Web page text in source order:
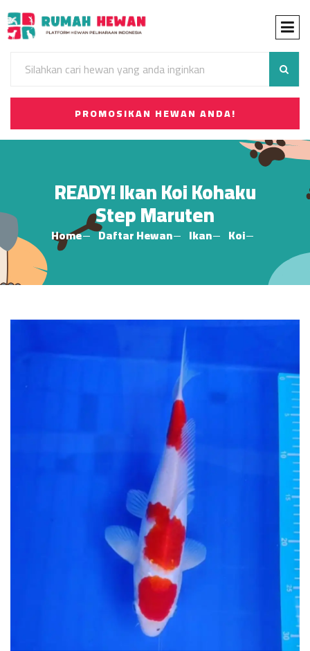
PROMOSIKAN HEWAN ANDA!
READY! Ikan Koi Kohaku
Step Maruten
Home Daftar Hewan Ikan Koi